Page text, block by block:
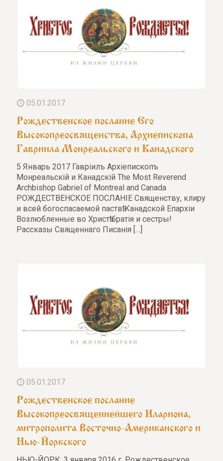
05.01.2017
Рождественское послание Его
Высокопреосвященства, Архиепископа
Гавриила Монреальского и Канадского
5 Январь 2017 Гаврiилъ Aрxieпископъ
Монреальскiй и Канадскiй The Most Reverend
Archbishop Gabriel of Montreal and Canada
РОЖДЕСТВЕНСКОЕ ПОСЛАНIЕ Священству, клиру
и всeй богоспасаемой паствѣ Канадской Епархiи
Возлюбленные во Христѣ братiя и сестры!
Рассказы Священнаго Писанія […]
05.01.2017
Рождественское послание
Высокопреосвященнейшего Илариона,
митрополита Восточно-Американского и
Нью-Йоркского